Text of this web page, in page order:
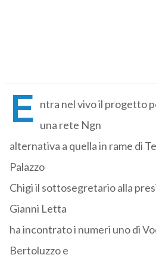
E ntra nel vivo il progetto
una rete Ngn
alternativa a quella in rame di
Palazzo
Chigi il sottosegretario alla
Gianni Letta
ha incontrato i numeri uno di
Bertoluzzo e